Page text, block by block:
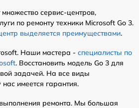
сервис-центров,
по ремонту техники Microsoft Go 3.
выделяется преимуществами.
Наши мастера - специалисты по
. Восстановить модель Go 3 для
задачей. На все виды
имеется гарантия.
ремонта. Мы большая